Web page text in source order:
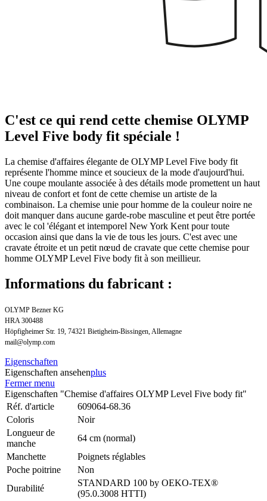
C'est ce qui rend cette chemise OLYMP
Level Five body fit spéciale !
La chemise d'affaires élegante de OLYMP Level Five body fit
représente l'homme mince et soucieux de la mode d'aujourd'hui.
Une coupe moulante associée à des détails mode promettent un haut
niveau de confort et font de cette chemise un artiste de la
combinaison. La chemise unie pour homme de la couleur noire ne
doit manquer dans aucune garde-robe masculine et peut être portée
avec le col 'élégant et intemporel New York Kent pour toute
occasion ainsi que dans la vie de tous les jours. C'est avec une
cravate étroite et un petit nœud de cravate que cette chemise pour
homme OLYMP Level Five body fit à son meillieur.
Informations du fabricant :
OLYMP Bezner KG
HRA 300488
Höpfigheimer Str. 19, 74321 Bietigheim-Bissingen, Allemagne
mail@olymp.com
Eigenschaften
Eigenschaften ansehenplus
Fermer menu
Eigenschaften "Chemise d'affaires OLYMP Level Five body fit"
Réf. d'article
609064-68.36
Coloris
Noir
Longueur de
manche
64 cm (normal)
Manchette
Poignets réglables
Poche poitrine
Non
Durabilité
STANDARD 100 by OEKO-TEX®
(95.0.3008 HTTI)